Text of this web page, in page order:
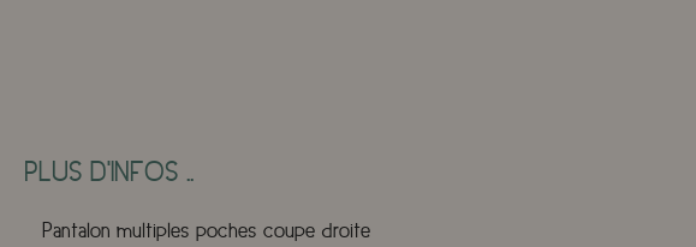
PLUS D'INFOS ..
Pantalon multiples poches coupe droite